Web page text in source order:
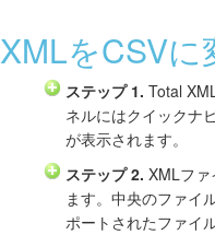
XMLをCSV
ステップ 1. Total
ネルにはクイックナ
が表示されます。
ステップ 2. XMLファ
ます。中央のファイ
ポートされたファイ